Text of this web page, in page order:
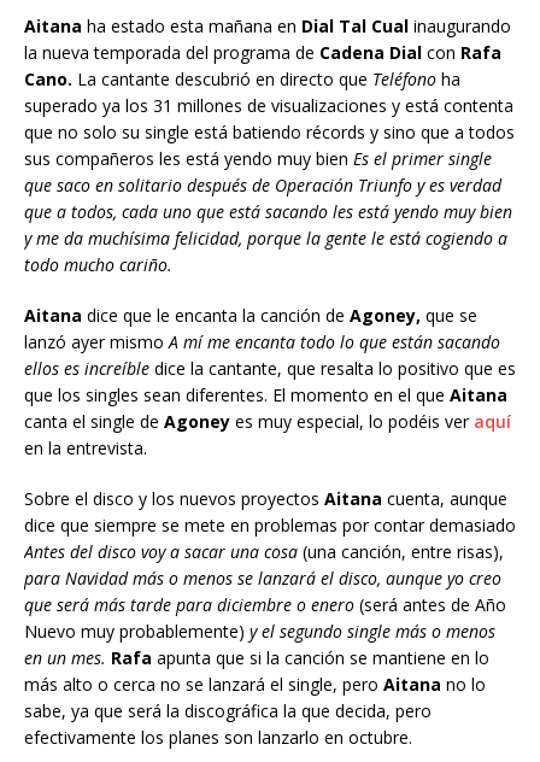
Aitana ha estado esta mañana en Dial Tal Cual inaugurando
la nueva temporada del programa de Cadena Dial con Rafa
Cano. La cantante descubrió en directo que Teléfono ha
superado ya los 31 millones de visualizaciones y está contenta
que no solo su single está batiendo récords y sino que a todos
sus compañeros les está yendo muy bien Es el primer single
que saco en solitario después de Operación Triunfo y es verdad
que a todos, cada uno que está sacando les está yendo muy bien
y me da muchísima felicidad, porque la gente le está cogiendo a
todo mucho cariño.
Aitana dice que le encanta la canción de Agoney, que se
lanzó ayer mismo A mí me encanta todo lo que están sacando
ellos es increíble dice la cantante, que resalta lo positivo que es
que los singles sean diferentes. El momento en el que Aitana
canta el single de Agoney es muy especial, lo podéis ver aquí
en la entrevista.
Sobre el disco y los nuevos proyectos Aitana cuenta, aunque
dice que siempre se mete en problemas por contar demasiado
Antes del disco voy a sacar una cosa (una canción, entre risas),
para Navidad más o menos se lanzará el disco, aunque yo creo
que será más tarde para diciembre o enero (será antes de Año
Nuevo muy probablemente) y el segundo single más o menos
en un mes. Rafa apunta que si la canción se mantiene en lo
más alto o cerca no se lanzará el single, pero Aitana no lo
sabe, ya que será la discográfica la que decida, pero
efectivamente los planes son lanzarlo en octubre.